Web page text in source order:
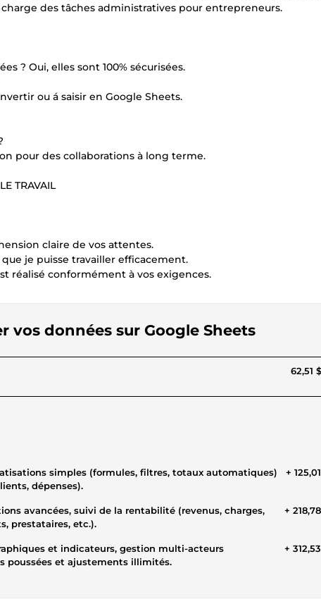
des tâches administratives pour entrepreneurs.
? Oui, elles sont 100% sécurisées.
ou á saisir en Google Sheets.
pour des collaborations à long terme.
TRAVAIL
claire de vos attentes.
je puisse travailler efficacement.
réalisé conformément à vos exigences.
vos données sur Google Sheets
62,51
dépenses).
+
avancées, suivi de la rentabilité (revenus, charges,
prestataires, etc.).
+
poussées et ajustements illimités.
+